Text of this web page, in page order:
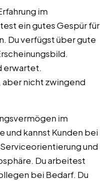
im
ein gutes Gespür für
Du verfügst über gute
erwartet.
aber nicht zwingend
im
und kannst Kunden bei
und
Du arbeitest
bei Bedarf. Du